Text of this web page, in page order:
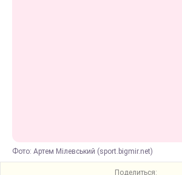
Фото: Артем Мілевський (sport.bigmir.net)
Поделиться: